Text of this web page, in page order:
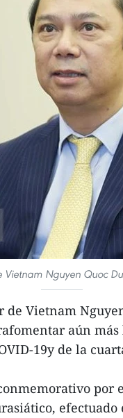
Vietnam Nguyen Quoc
Vietnam
aún más
19y de la
por